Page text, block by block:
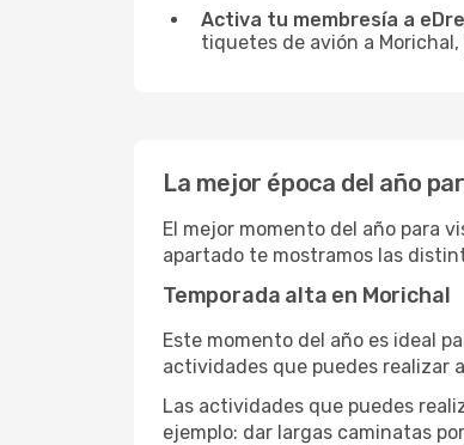
Activa tu membresía a
tiquetes de avión a
La mejor época del año
El mejor momento del año para
apartado te mostramos las
Temporada alta en Morichal
Este momento del año es ideal
actividades que puedes realizar
Las actividades que puedes
ejemplo: dar largas caminatas